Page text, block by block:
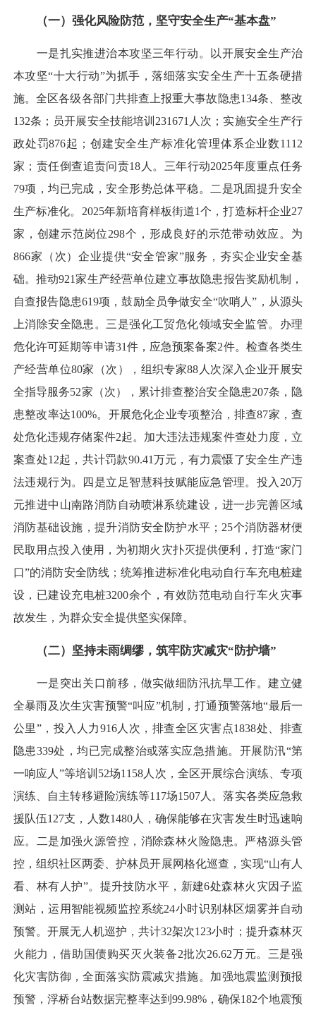
（一）强化风险防范，坚守安全生产“基本盘”
一是扎实推进治本攻坚三年行动。以开展安全生产治
本攻坚“十大行动”为抓手，落细落实安全生产十五条硬措
施。全区各级各部门共排查上报重大事故隐患134条、整改
132条；员开展安全技能培训231671人次；实施安全生产行
政处罚876起；创建安全生产标准化管理体系企业数1112
家；责任倒查追责问责18人。三年行动2025年度重点任务
79项，均已完成，安全形势总体平稳。二是巩固提升安全
生产标准化。2025年新培育样板街道1个，打造标杆企业27
家，创建示范岗位298个，形成良好的示范带动效应。为
866家（次）企业提供“安全管家”服务，夯实企业安全基
础。推动921家生产经营单位建立事故隐患报告奖励机制，
自查报告隐患619项，鼓励全员争做安全“吹哨人”，从源头
上消除安全隐患。三是强化工贸危化领域安全监管。办理
危化许可延期等申请31件，应急预案备案2件。检查各类生
产经营单位80家（次），组织专家88人次深入企业开展安
全指导服务52家（次），累计排查整治安全隐患207条，隐
患整改率达100%。开展危化企业专项整治，排查87家，查
处危化违规存储案件2起。加大违法违规案件查处力度，立
案查处12起，共计罚款90.41万元，有力震慑了安全生产违
法违规行为。四是立足智慧科技赋能应急管理。投入20万
元推进中山南路消防自动喷淋系统建设，进一步完善区域
消防基础设施，提升消防安全防护水平；25个消防器材便
民取用点投入使用，为初期火灾扑灭提供便利，打造“家门
口”的消防安全防线；统筹推进标准化电动自行车充电桩建
设，已建设充电桩3200余个，有效防范电动自行车火灾事
故发生，为群众安全提供坚实保障。
（二）坚持未雨绸缪，筑牢防灾减灾“防护墙”
一是突出关口前移，做实做细防汛抗旱工作。建立健
全暴雨及次生灾害预警“叫应”机制，打通预警落地“最后一
公里”，投入人力916人次，排查全区灾害点1838处、排查
隐患339处，均已完成整治或落实应急措施。开展防汛“第
一响应人”等培训52场1158人次，全区开展综合演练、专项
演练、自主转移避险演练等117场1507人。落实各类应急救
援队伍127支，人数1480人，确保能够在灾害发生时迅速响
应。二是加强火源管控，消除森林火险隐患。严格源头管
控，组织社区两委、护林员开展网格化巡查，实现“山有人
看、林有人护”。提升技防水平，新建6处森林火灾因子监
测站，运用智能视频监控系统24小时识别林区烟雾并自动
预警。开展无人机巡护，共计32架次123小时；提升森林灭
火能力，借助国债购买灭火装备2批次26.62万元。三是强
化灾害防御，全面落实防震减灾措施。加强地震监测预报
预警，浮桥台站数据完整率达到99.98%，确保182个地震预